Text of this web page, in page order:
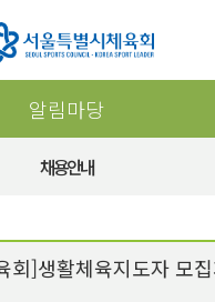
알림마당
채용안내
회]생활체육지도자 모